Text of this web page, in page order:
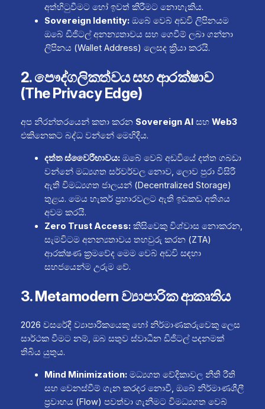
අත්හිටුවීමට හෝ ඉවත් කිරීමට නොහැකිය.
Sovereign Identity:ඔබේ වෙබ් අඩවි ලිපිනයම
ඔබේ ඩිජිටල් අනන්‍යතාවය සහ ගෙවීම් ලබා ගන්නා
ලිපිනය (Wallet Address) ලෙසද ක්‍රියා කරයි.
2. පෞද්ගලිකත්වය සහ ආරක්ෂාව
(The Privacy Edge)
අප නිරන්තරයෙන් කතා කරන Sovereign AI සහ Web3
එකිනෙකට බද්ධ වන්නේ මෙහිදීය.
දත්ත ස්වෛරීභාවය:ඔබේ වෙබ් අඩවියේ දත්ත ගබඩා
වන්නේ මධ්‍යගත සර්වර්වල නොව, ලොව පුරා විසිරී
ඇති විමධ්‍යගත ජාලයන් (Decentralized Storage)
තුළය. මෙය හැකර් ප්‍රහාරවලට ඇති ඉඩකඩ අතිශය
අවම කරයි.
Zero Trust Access:කිසිවෙකු විශ්වාස නොකරන,
සැමවිටම අනන්‍යතාවය තහවුරු කරන (ZTA)
ආරක්ෂණ ක්‍රමවේද මෙම වෙබ් අඩවි සඳහා
සහජයෙන්ම උරුම වේ.
3. Metamodern ව්‍යාපාරික ආකෘතිය
2026 වසරේදී ව්‍යාපාරිකයෙකු හෝ නිර්මාණකරුවෙකු ලෙස
සාර්ථක වීමට නම්, ඔබ සතුව ස්වාධීන ඩිජිටල් පදනමක්
තිබිය යුතුය.
Mind Minimization:මධ්‍යගත වේදිකාවල නීති රීති
සහ වෙනස්වීම් ගැන කරදර නොවී, ඔබේ නිර්මාණශීලී
ප්‍රවාහය (Flow) පවත්වා ගැනීමට විමධ්‍යගත වෙබ්